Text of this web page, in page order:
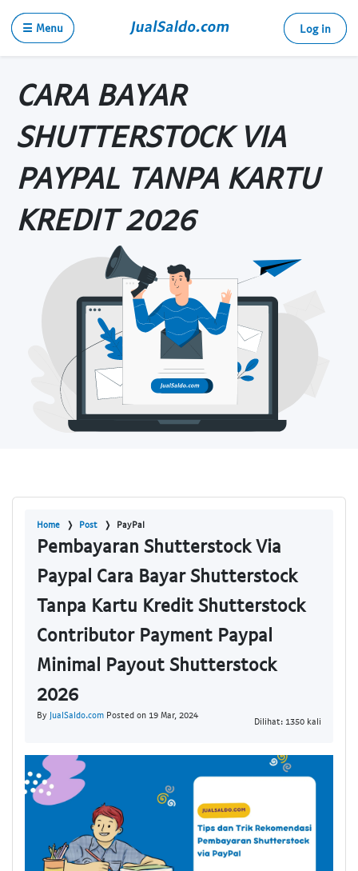
☰ Menu Log in
CARA BAYAR
SHUTTERSTOCK VIA
PAYPAL TANPA KARTU
KREDIT 2026
Home Post PayPal
Pembayaran Shutterstock Via
Paypal Cara Bayar Shutterstock
Tanpa Kartu Kredit Shutterstock
Contributor Payment Paypal
Minimal Payout Shutterstock
2026
By JualSaldo.com Posted on 19 Mar, 2024
Dilihat: 1350 kali